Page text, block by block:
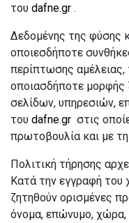
του dafne.gr .
Δεδομένης της φύσης
οποιεσδήποτε
περίπτωσης αμέλειας,
οποιασδήποτε μορφής
σελίδων, υπηρεσιών,
του dafne.gr στις
πρωτοβουλία και με
Πολιτική τήρησης
Κατά την εγγραφή του
ζητηθούν ορισμένες
όνομα, επώνυμο, χώρα,